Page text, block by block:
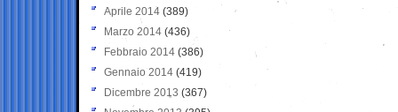
Aprile 2014 (389)
Marzo 2014 (436)
Febbraio 2014 (386)
Gennaio 2014 (419)
Dicembre 2013 (367)